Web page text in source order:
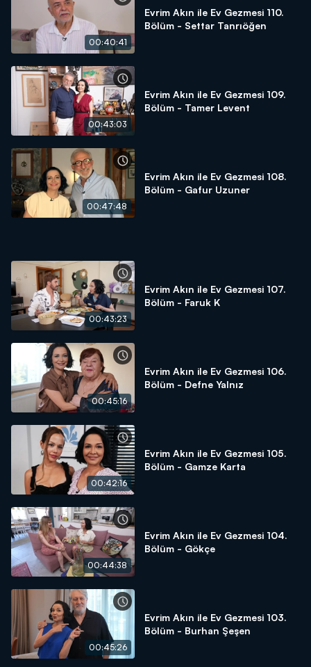
00:40:41
Evrim Akın ile Ev Gezmesi 110.
Bölüm - Settar Tanrıöğen
00:43:03
Evrim Akın ile Ev Gezmesi 109.
Bölüm - Tamer Levent
00:47:48
Evrim Akın ile Ev Gezmesi 108.
Bölüm - Gafur Uzuner
00:43:23
Evrim Akın ile Ev Gezmesi 107.
Bölüm - Faruk K
00:45:16
Evrim Akın ile Ev Gezmesi 106.
Bölüm - Defne Yalnız
00:42:16
Evrim Akın ile Ev Gezmesi 105.
Bölüm - Gamze Karta
00:44:38
Evrim Akın ile Ev Gezmesi 104.
Bölüm - Gökçe
00:45:26
Evrim Akın ile Ev Gezmesi 103.
Bölüm - Burhan Şeşen